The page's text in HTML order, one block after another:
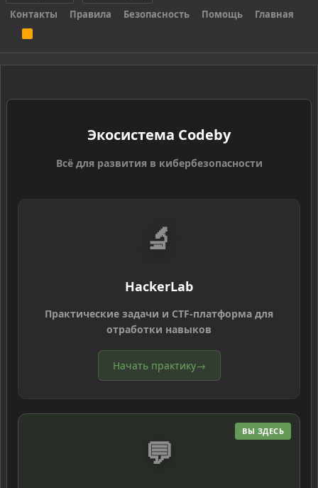
Контакты
Правила Безопасность Помощь Главная
S
Экосистема Codeby
Всё для развития в кибербезопасности
🔬
HackerLab
Практические задачи и CTF-платформа для
отработки навыков
Начать практику→
ВЫ ЗДЕСЬ
💬